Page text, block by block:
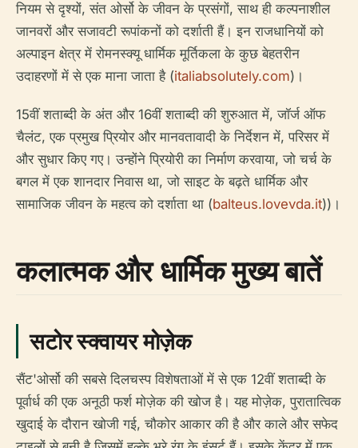
नियम से दृश्यों, संत ओर्सो के जीवन के प्रसंगों, साथ ही कल्पनाशील
जानवरों और सजावटी रूपांकनों को दर्शाती हैं। इन राजधानियों को
अल्पाइन क्षेत्र में रोमनस्क्यू धार्मिक मूर्तिकला के कुछ बेहतरीन
उदाहरणों में से एक माना जाता है (italiabsolutely.com)।
15वीं शताब्दी के अंत और 16वीं शताब्दी की शुरुआत में, जॉर्ज ऑफ
चैलंट, एक प्रमुख प्रियोर और मानवतावादी के निर्देशन में, परिसर में
और सुधार किए गए। उन्होंने प्रियोरी का निर्माण करवाया, जो चर्च के
बगल में एक शानदार निवास था, जो साइट के बढ़ते धार्मिक और
सामाजिक जीवन के महत्व को दर्शाता था (balteus.lovevda.it))।
कलात्मक और धार्मिक मुख्य बातें
सटोर स्क्वायर मोज़ेक
सैंट'ओर्सो की सबसे दिलचस्प विशेषताओं में से एक 12वीं शताब्दी के
पूर्वार्ध की एक अनूठी फर्श मोज़ेक की खोज है। यह मोज़ेक, पुरातात्विक
खुदाई के दौरान खोजी गई, चौकोर आकार की है और काले और सफेद